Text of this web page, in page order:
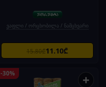
ვაფლი / ორცხობილა / ნამცხვარი
15.80₾11.10₾
-30% +